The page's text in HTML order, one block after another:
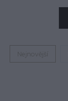
Nejnovější